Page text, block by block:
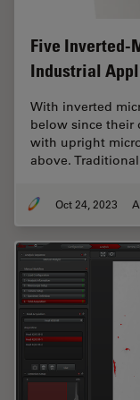
Five Inverted-
Industrial
With inverted
below since their
with upright
above.
Oct 24, 2023